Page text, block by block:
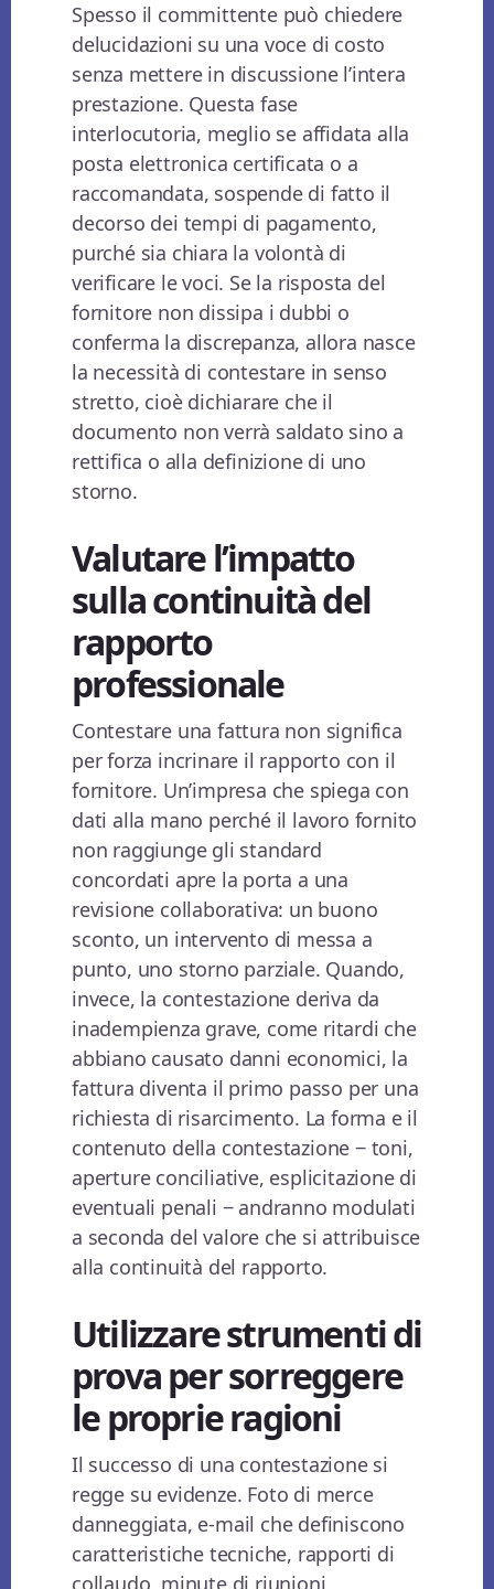
Spesso il committente può chiedere
delucidazioni su una voce di costo
senza mettere in discussione l’intera
prestazione. Questa fase
interlocutoria, meglio se affidata alla
posta elettronica certificata o a
raccomandata, sospende di fatto il
decorso dei tempi di pagamento,
purché sia chiara la volontà di
verificare le voci. Se la risposta del
fornitore non dissipa i dubbi o
conferma la discrepanza, allora nasce
la necessità di contestare in senso
stretto, cioè dichiarare che il
documento non verrà saldato sino a
rettifica o alla definizione di uno
storno.
Valutare l’impatto
sulla continuità del
rapporto
professionale
Contestare una fattura non significa
per forza incrinare il rapporto con il
fornitore. Un’impresa che spiega con
dati alla mano perché il lavoro fornito
non raggiunge gli standard
concordati apre la porta a una
revisione collaborativa: un buono
sconto, un intervento di messa a
punto, uno storno parziale. Quando,
invece, la contestazione deriva da
inadempienza grave, come ritardi che
abbiano causato danni economici, la
fattura diventa il primo passo per una
richiesta di risarcimento. La forma e il
contenuto della contestazione ‒ toni,
aperture conciliative, esplicitazione di
eventuali penali ‒ andranno modulati
a seconda del valore che si attribuisce
alla continuità del rapporto.
Utilizzare strumenti di
prova per sorreggere
le proprie ragioni
Il successo di una contestazione si
regge su evidenze. Foto di merce
danneggiata, e-mail che definiscono
caratteristiche tecniche, rapporti di